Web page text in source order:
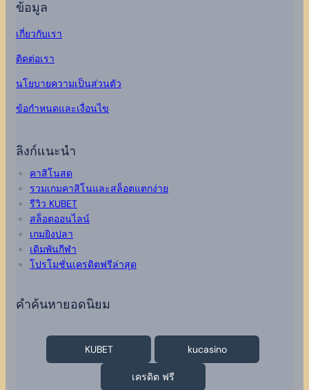
ข้อมูล
เกี่ยวกับเรา
ติดต่อเรา
นโยบายความเป็นส่วนตัว
ข้อกำหนดและเงื่อนไข
ลิงก์แนะนำ
คาสิโนสด
รวมเกมคาสิโนและสล็อตแตกง่าย
รีวิว KUBET
สล็อตออนไลน์
เกมยิงปลา
เดิมพันกีฬา
โปรโมชั่นเครดิตฟรีล่าสุด
คำค้นหายอดนิยม
KUBET kucasino
เครดิต ฟรี